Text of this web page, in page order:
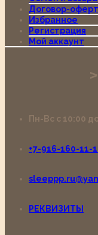
Договор-
Избранное
Регистрация
Мой аккаунт
Пн-Вс с 10:00
+7-916-160-11-
РЕКВИЗИТЫ